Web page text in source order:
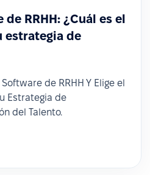
RRHH: ¿Cuál es el
estrategia de
de RRHH Y Elige el
Estrategia de
del Talento.